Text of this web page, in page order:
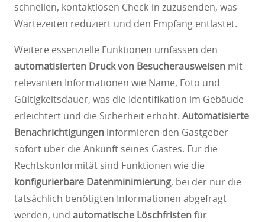
schnellen, kontaktlosen Check-in zuzusenden, was
Wartezeiten reduziert und den Empfang entlastet.
Weitere essenzielle Funktionen umfassen den
automatisierten Druck von Besucherausweisen mit
relevanten Informationen wie Name, Foto und
Gültigkeitsdauer, was die Identifikation im Gebäude
erleichtert und die Sicherheit erhöht. Automatisierte
Benachrichtigungen informieren den Gastgeber
sofort über die Ankunft seines Gastes. Für die
Rechtskonformität sind Funktionen wie die
konfigurierbare Datenminimierung, bei der nur die
tatsächlich benötigten Informationen abgefragt
werden, und automatische Löschfristenfür